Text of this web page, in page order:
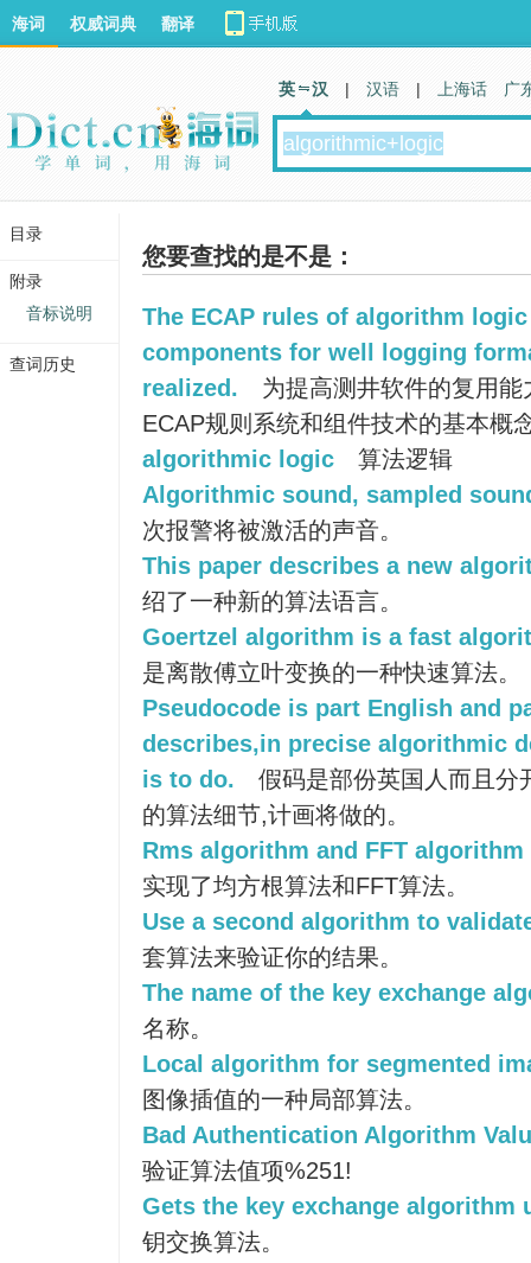
您要查找的是不是：
The ECAP rules of algorithm
components for well logging
realized.
为提高测井软件的复用
ECAP规则系统和组件技术的基本概
algorithmic logic
算法逻辑
Algorithmic sound, sampled
次报警将被激活的声音。
This paper describes a new
绍了一种新的算法语言。
Goertzel algorithm is a fast
是离散傅立叶变换的一种快速算法。
Pseudocode is part English and
describes,in precise algorithmic
is to do.
假码是部份英国人而且分
的算法细节,计画将做的。
Rms algorithm and FFT algorithm
实现了均方根算法和FFT算法。
Use a second algorithm to
套算法来验证你的结果。
The name of the key exchange
名称。
Local algorithm for segmented
图像插值的一种局部算法。
Bad Authentication Algorithm
验证算法值项%251!
Gets the key exchange algorithm
钥交换算法。
海词 权威词典 翻译
英 汉 | 汉语 | 上海话 广
目录
附录
音标说明
查词历史